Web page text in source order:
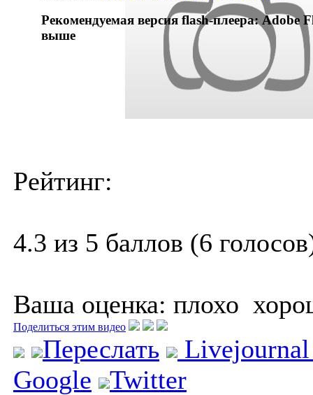
Рекомендуемая версия flash-плеера: Adobe
выше
Рейтинг:
4.3 из 5 баллов (6
Ваша оценка: плохо
Поделиться этим видео
Переслать
Google
Twitter